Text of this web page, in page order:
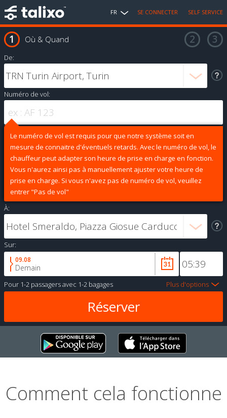
FR SE CONNECTER SELF SERVICE
Où & Quand
De:
Numéro de vol:
Le numéro de vol est requis pour que notre système soit en
mesure de connaitre d'éventuels retards. Avec le numéro de vol, le
chauffeur peut adapter son heure de prise en charge en fonction.
Vous n'aurez ainsi pas à manuellement ajuster votre heure de
prise en charge. Si vous n'avez pas de numéro de vol, veuillez
entrer "Pas de vol"
À:
Sur:
09.08
Demain
Pour 1-2 passagersavec 1-2 bagages Plus d'options
Comment cela fonctionne